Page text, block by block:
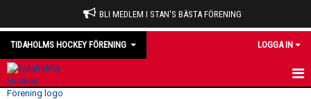
BLI MEDLEM I STAN'S BÄSTA FÖRENING
TIDAHOLMS HOCKEY FÖRENING LOGGA IN